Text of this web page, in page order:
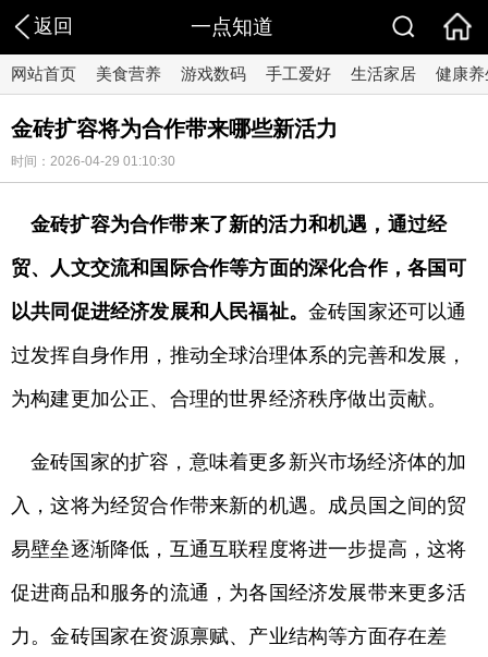
返回 一点知道
网站首页 美食营养 游戏数码 手工爱好 生活家居 健康养
金砖扩容将为合作带来哪些新活力
时间：2026-04-29 01:10:30
金砖扩容为合作带来了新的活力和机遇，通过经
贸、人文交流和国际合作等方面的深化合作，各国可
以共同促进经济发展和人民福祉。 金砖国家还可以通
过发挥自身作用，推动全球治理体系的完善和发展，
为构建更加公正、合理的世界经济秩序做出贡献。
金砖国家的扩容，意味着更多新兴市场经济体的加
入，这将为经贸合作带来新的机遇。成员国之间的贸
易壁垒逐渐降低，互通互联程度将进一步提高，这将
促进商品和服务的流通，为各国经济发展带来更多活
力。金砖国家在资源禀赋、产业结构等方面存在差